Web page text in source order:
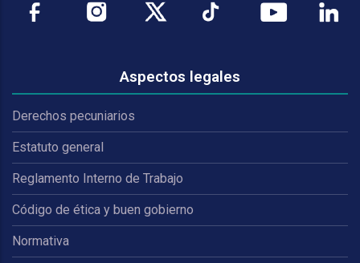
Aspectos legales
Derechos pecuniarios
Estatuto general
Reglamento Interno de Trabajo
Código de ética y buen gobierno
Normativa